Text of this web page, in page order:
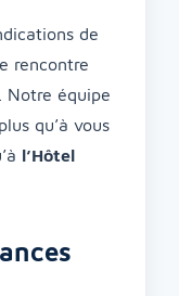
de
rencontre
Notre équipe
qu’à vous
l’Hôtel